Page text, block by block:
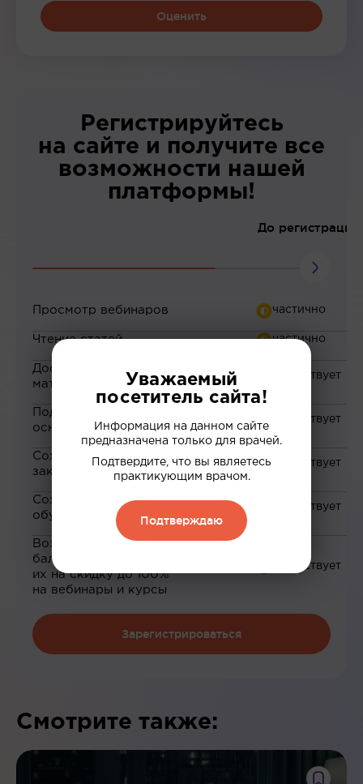
Оценить
Регистрируйтесь
на сайте и получите все
возможности нашей
платформы!
До регистрации
Просмотр вебинаров
Чтение статей
Доступ к закрытым
материалам
Подборка материалов на
основе ваших интересов
Сохранение материалов в
закладки
Сохранение прогресса по
обучению
Возможность зарабатывать
баллы и обменивать
их на скидку до 100%
на вебинары и курсы
Зарегистрироваться
Смотрите также:
Уважаемый
посетитель сайта!
Информация на данном сайте
предназначена только для врачей.
Подтвердите, что вы являетесь
практикующим врачом.
Подтверждаю